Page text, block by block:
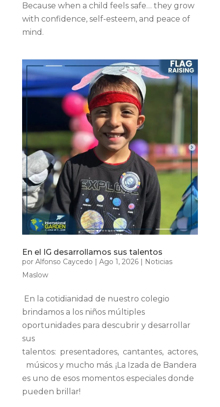
Because when a child feels safe… they grow
with confidence, self-esteem, and peace of
mind.
En el IG desarrollamos sus talentos
por Alfonso Caycedo | Ago 1, 2026| Noticias
Maslow
En la cotidianidad de nuestro colegio
brindamos a los niños múltiples
oportunidades para descubrir y desarrollar
sus
talentos: presentadores, cantantes, actores,
músicos y mucho más. ¡La Izada de Bandera
es uno de esos momentos especiales donde
pueden brillar!